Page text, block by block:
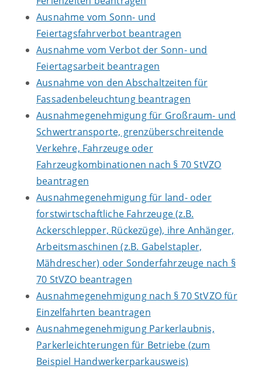
Ausnahme vom Sonn- und
Feiertagsfahrverbot beantragen
Ausnahme vom Verbot der Sonn- und
Feiertagsarbeit beantragen
Ausnahme von den Abschaltzeiten für
Fassadenbeleuchtung beantragen
Ausnahmegenehmigung für Großraum- und
Schwertransporte, grenzüberschreitende
Verkehre, Fahrzeuge oder
Fahrzeugkombinationen nach § 70 StVZO
beantragen
Ausnahmegenehmigung für land- oder
forstwirtschaftliche Fahrzeuge (z.B.
Ackerschlepper, Rückezüge), ihre Anhänger,
Arbeitsmaschinen (z.B. Gabelstapler,
Mähdrescher) oder Sonderfahrzeuge nach §
70 StVZO beantragen
Ausnahmegenehmigung nach § 70 StVZO für
Einzelfahrten beantragen
Ausnahmegenehmigung Parkerlaubnis,
Parkerleichterungen für Betriebe (zum
Beispiel Handwerkerparkausweis)